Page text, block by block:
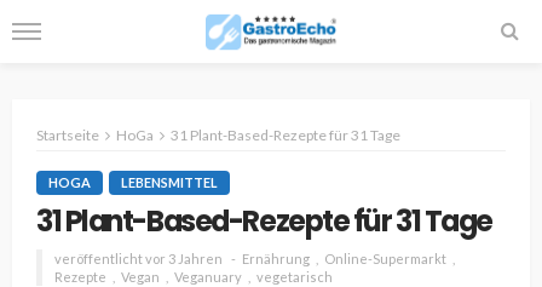
Startseite HoGa 31 Plant-Based-Rezepte für 31 Tage
HOGA LEBENSMITTEL
31 Plant-Based-Rezepte für 31 Tage
veröffentlicht vor 3 Jahren Ernährung
Online-Supermarkt
Rezepte
Vegan Veganuary vegetarisch